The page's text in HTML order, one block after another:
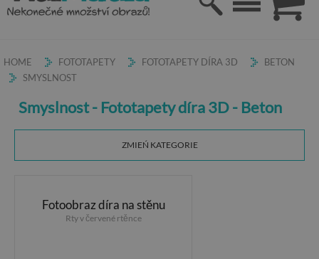
HOME FOTOTAPETY FOTOTAPETY DÍRA 3D
BETON
SMYSLNOST
Smyslnost - Fototapety díra 3D - Beton
ZMIEŃ KATEGORIE
Fotoobraz díra na stěnu
Rty v červené rtěnce